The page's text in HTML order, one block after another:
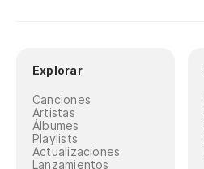
Explorar
Canciones
Artistas
Álbumes
Playlists
Actualizaciones
Lanzamientos